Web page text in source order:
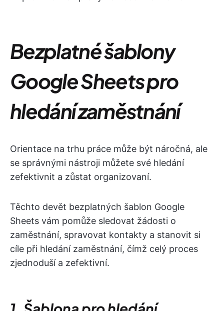
Bezplatné šablony
Google Sheets pro
hledání zaměstnání
Orientace na trhu práce může být náročná, ale
se správnými nástroji můžete své hledání
zefektivnit a zůstat organizovaní.
Těchto devět bezplatných šablon Google
Sheets vám pomůže sledovat žádosti o
zaměstnání, spravovat kontakty a stanovit si
cíle při hledání zaměstnání, čímž celý proces
zjednoduší a zefektivní.